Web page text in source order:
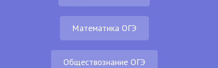
Математика ОГЭ
Обществознание ОГЭ